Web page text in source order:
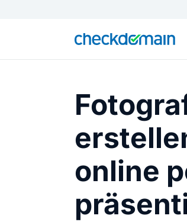
online